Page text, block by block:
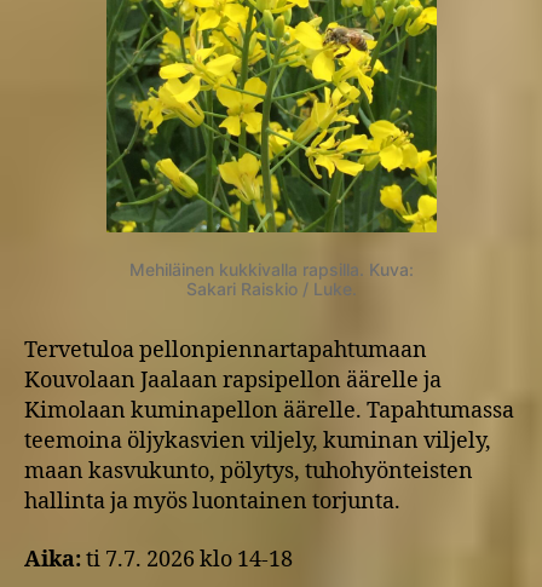
Mehiläinen kukkivalla rapsilla. Kuva:
Sakari Raiskio / Luke.
Tervetuloa pellonpiennartapahtumaan
Kouvolaan Jaalaan rapsipellon äärelle ja
Kimolaan kuminapellon äärelle. Tapahtumassa
teemoina öljykasvien viljely, kuminan viljely,
maan kasvukunto, pölytys, tuhohyönteisten
hallinta ja myös luontainen torjunta.
Aika:ti 7.7. 2026 klo 14-18